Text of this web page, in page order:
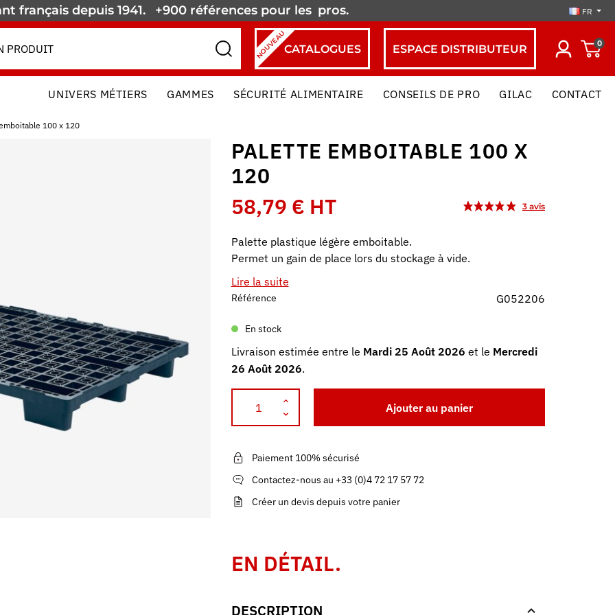
français depuis 1941. +900 références pour les pros. FR
NOUVEAUCATALOGUES ESPACE DISTRIBUTEUR 0
UNIVERS MÉTIERS GAMMES SÉCURITÉ ALIMENTAIRE CONSEILS DE PRO GILAC CONTACT
100 x 120
PALETTE EMBOITABLE 100 X
120
58,79 € HT
Palette plastique légère emboitable.
Permet un gain de place lors du stockage à vide.
Lire la suite
Référence G052206
En stock
Livraison estimée entre le Mardi 25 Août 2026 et le Mercredi
26 Août 2026.
Ajouter au panier
Paiement 100% sécurisé
Contactez-nous au +33 (0)4 72 17 57 72
Créer un devis depuis votre panier
EN DÉTAIL.
DESCRIPTION